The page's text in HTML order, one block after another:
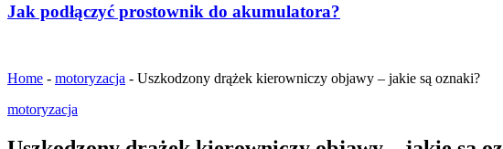
Jak podłączyć prostownik do akumulatora?
Home - motoryzacja - Uszkodzony drążek kierowniczy objawy – jakie są oznaki?
motoryzacja